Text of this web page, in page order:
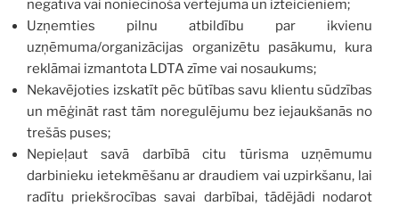
negatīva vai noniecinoša vērtējuma un izteicieniem;
Uzņemties pilnu atbildību par ikvienu
uzņēmuma/organizācijas organizētu pasākumu, kura
reklāmai izmantota LDTA zīme vai nosaukums;
Nekavējoties izskatīt pēc būtības savu klientu sūdzības
un mēģināt rast tām noregulējumu bez iejaukšanās no
trešās puses;
Nepieļaut savā darbībā citu tūrisma uzņēmumu
darbinieku ietekmēšanu ar draudiem vai uzpirkšanu, lai
radītu priekšrocības savai darbībai, tādējādi nodarot